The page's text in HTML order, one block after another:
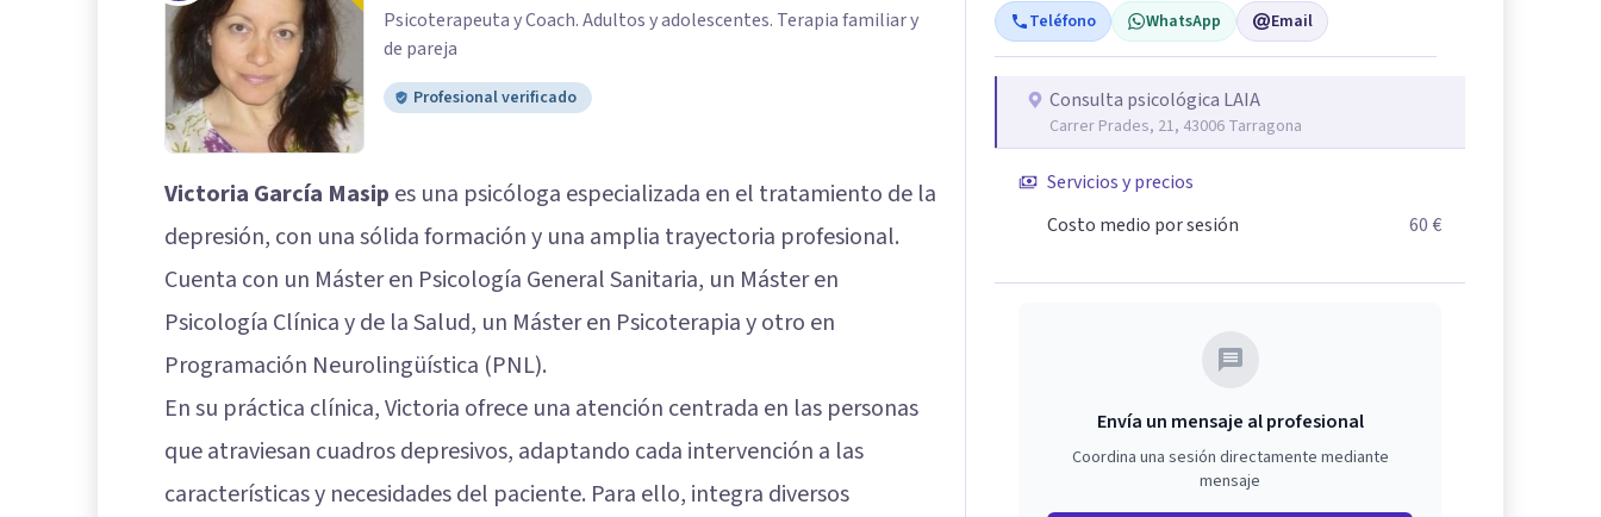
Psicoterapeuta y Coach. Adultos y adolescentes. Terapia familiar y
de pareja
Profesional verificado
Victoria García Masip es una psicóloga especializada en el tratamiento de la
depresión, con una sólida formación y una amplia trayectoria profesional.
Cuenta con un Máster en Psicología General Sanitaria, un Máster en
Psicología Clínica y de la Salud, un Máster en Psicoterapia y otro en
Programación Neurolingüística (PNL).
En su práctica clínica, Victoria ofrece una atención centrada en las personas
que atraviesan cuadros depresivos, adaptando cada intervención a las
características y necesidades del paciente. Para ello, integra diversos
Teléfono WhatsApp Email
Consulta psicológica LAIA
Carrer Prades, 21, 43006 Tarragona
Servicios y precios
Costo medio por sesión
60 €
Envía un mensaje al profesional
Coordina una sesión directamente mediante
mensaje